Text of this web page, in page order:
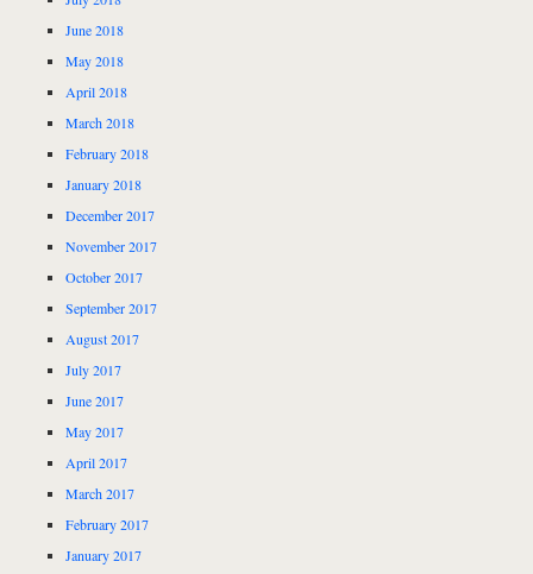
June 2018
May 2018
April 2018
March 2018
February 2018
January 2018
December 2017
November 2017
October 2017
September 2017
August 2017
July 2017
June 2017
May 2017
April 2017
March 2017
February 2017
January 2017